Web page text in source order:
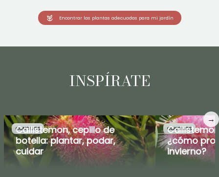
Encontrar las plantas adecuadas para mi jardín
INSPÍRATE
CONSEJOS
Callistemon, cepillo de
botella: plantar, podar,
cuidar
CONSEJOS
¿cómo
invierno?
→